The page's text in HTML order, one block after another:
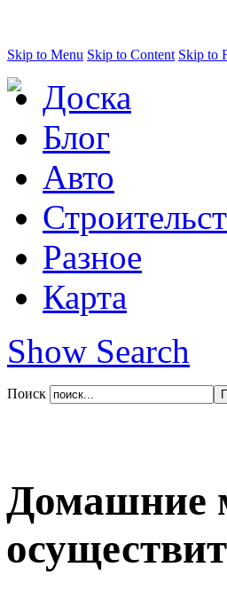
Skip to Menu Skip to Content Skip to
Доска
Блог
Авто
Разное
Карта
Show Search
Поиск
Домашние